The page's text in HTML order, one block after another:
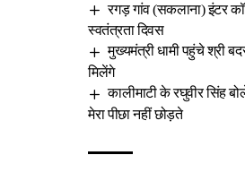
रगड़ गांव (सकलाना) इंटर
स्वतंत्रता दिवस
मुख्यमंत्री धामी पहुंचे श्री
मिलेंगे
कालीमाटी के रघुवीर सिंह
मेरा पीछा नहीं छोड़ते